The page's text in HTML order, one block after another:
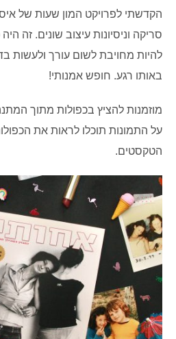
הקדשתי לפרויקט המון שעות של
סריקה וניסיונות עיצוב שונים. זה
להיות מחויבת לשום עורך ולעשות
באותו רגע. חופש אמנותי!
מוזמנות להציץ בכפולות מתוך
על התמונות תוכלו לראות את
הטקסטים.